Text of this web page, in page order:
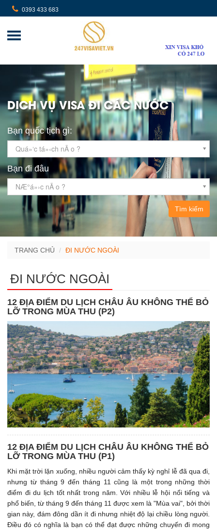
0393 433 683
DỊCH VỤ VISA ĐI CÁC NƯỚC
Bạn quốc tịch gì:
Quá»‘c tá»‹ch nÃ o ?
Bạn đi đâu
NÆ°á»›c nÃ o ?
Tìm kiếm
TRANG CHỦ ĐI NƯỚC NGOÀI
ĐI NƯỚC NGOÀI
12 ĐỊA ĐIỂM DU LỊCH CHÂU ÂU KHÔNG THỂ BỎ
LỠ TRONG MÙA THU (P2)
12 ĐỊA ĐIỂM DU LỊCH CHÂU ÂU KHÔNG THỂ BỎ
LỠ TRONG MÙA THU (P1)
Khi mặt trời lặn xuống, nhiều người cảm thấy kỳ nghỉ lễ đã qua đi,
nhưng từ tháng 9 đến tháng 11 cũng là một trong những thời
điểm đi du lịch tốt nhất trong năm. Với nhiều lễ hội nổi tiếng và
phổ biến, từ tháng 9 đến tháng 11 được xem là "Mùa vai", bởi thời
gian này, đám đông dần ít đi nhưng nhiệt độ lại chiều lòng người.
Điều đó có nghĩa là bạn có thể đạt được những chuyến đi mong